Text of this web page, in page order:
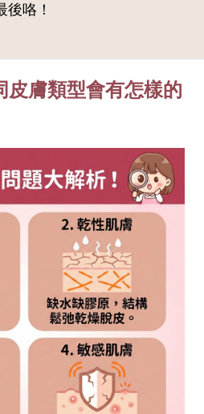
咯！
皮膚類型會有怎樣的